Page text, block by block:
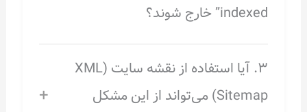
indexed” خارج شوند؟
۳. آیا استفاده از نقشه سایت (XML
Sitemap) می‌تواند از این مشکل
+